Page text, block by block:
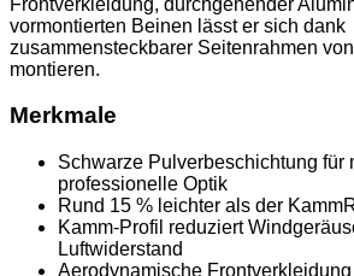
vormontierten Beinen lässt er sich dank
zusammensteckbarer Seitenrahmen
montieren.
Merkmale
Schwarze Pulverbeschichtung für
professionelle Optik
Rund 15 % leichter als der
Kamm-Profil reduziert
Luftwiderstand
Aerodynamische